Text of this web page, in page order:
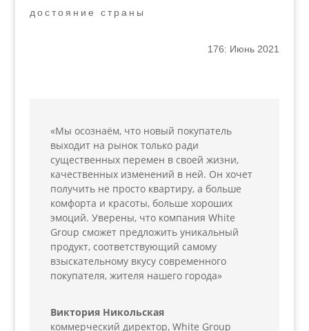
достояние страны
176: Июнь 2021
«Мы осознаём, что новый покупатель
выходит на рынок только ради
существенных перемен в своей жизни,
качественных изменений в ней. Он хочет
получить не просто квартиру, а больше
комфорта и красоты, больше хороших
эмоций. Уверены, что компания White
Group сможет предложить уникальный
продукт, соответствующий самому
взыскательному вкусу современного
покупателя, жителя нашего города»
Виктория Никольская
коммерческий директор, White Group